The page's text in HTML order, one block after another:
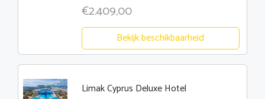
€2.409,00
Bekijk beschikbaarheid
Limak Cyprus Deluxe Hotel